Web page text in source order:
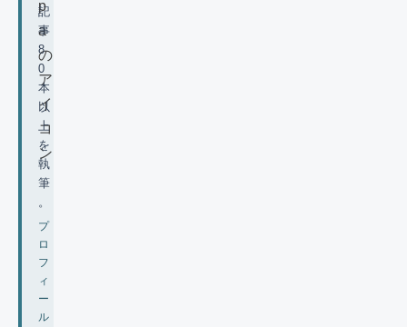
記
事
8
0
本
以
上
を
執
筆
。
プ
ロ
フ
ィ
ー
ル